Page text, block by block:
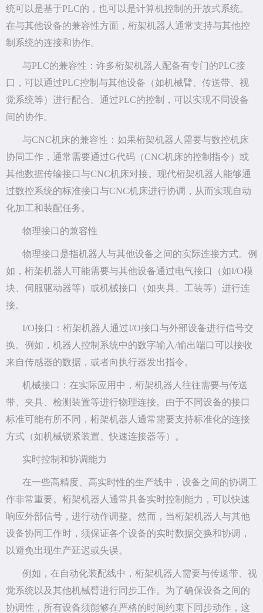
统可以是基于PLC的，也可以是计算机控制的开放式系统。
在与其他设备的兼容性方面，桁架机器人通常支持与其他控
制系统的连接和协作。
与PLC的兼容性：许多桁架机器人配备有专门的PLC接
口，可以通过PLC控制与其他设备（如机械臂、传送带、视
觉系统等）进行配合。通过PLC的控制，可以实现不同设备
间的协作。
与CNC机床的兼容性：如果桁架机器人需要与数控机床
协同工作，通常需要通过G代码（CNC机床的控制指令）或
其他数据传输接口与CNC机床对接。现代桁架机器人能够通
过数控系统的标准接口与CNC机床进行协调，从而实现自动
化加工和装配任务。
物理接口的兼容性
物理接口是指机器人与其他设备之间的实际连接方式。例
如，桁架机器人可能需要与其他设备通过电气接口（如I/O模
块、伺服驱动器等）或机械接口（如夹具、工装等）进行连
接。
I/O接口：桁架机器人通过I/O接口与外部设备进行信号交
换。例如，机器人控制系统中的数字输入/输出端口可以接收
来自传感器的数据，或者向执行器发出指令。
机械接口：在实际应用中，桁架机器人往往需要与传送
带、夹具、检测装置等进行物理连接。由于不同设备的接口
标准可能有所不同，桁架机器人通常需要支持标准化的连接
方式（如机械锁紧装置、快速连接器等）。
实时控制和协调能力
在一些高精度、高实时性的生产线中，设备之间的协调工
作非常重要。桁架机器人通常具备实时控制能力，可以快速
响应外部信号，进行动作调整。然而，当桁架机器人与其他
设备协同工作时，须保证各个设备的实时数据交换和协调，
以避免出现生产延迟或失误。
例如，在自动化装配线中，桁架机器人需要与传送带、视
觉系统以及其他机械臂进行同步工作。为了确保设备之间的
协调性，所有设备须能够在严格的时间约束下同步动作，这